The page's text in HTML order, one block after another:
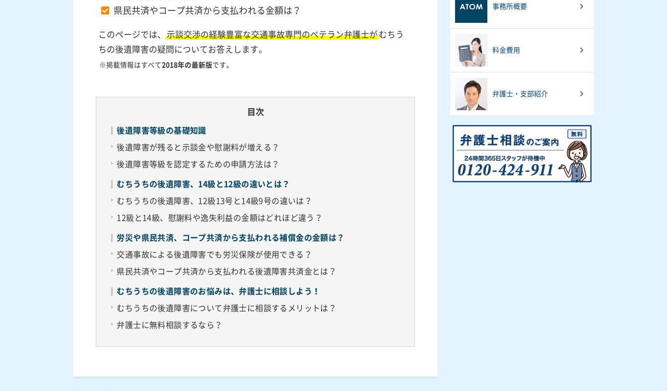
県民共済やコープ共済から支払われる金額は？
このページでは、示談交渉の経験豊富な交通事故専門のベテラン弁護士がむちう
ちの後遺障害の疑問についてお答えします。
※掲載情報はすべて2018年の最新版です。
目次
後遺障害等級の基礎知識
後遺障害が残ると示談金や慰謝料が増える？
後遺障害等級を認定するための申請方法は？
むちうちの後遺障害、14級と12級の違いとは？
むちうちの後遺障害、12級13号と14級9号の違いは？
12級と14級、慰謝料や逸失利益の金額はどれほど違う？
労災や県民共済、コープ共済から支払われる補償金の金額は？
交通事故による後遺障害でも労災保険が使用できる？
県民共済やコープ共済から支払われる後遺障害共済金とは？
むちうちの後遺障害のお悩みは、弁護士に相談しよう！
むちうちの後遺障害について弁護士に相談するメリットは？
弁護士に無料相談するなら？
事務所概要
料金費用
弁護士・支部紹介